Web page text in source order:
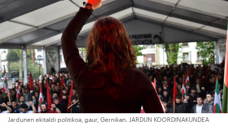
Jardunen ekitaldi politikoa, gaur, Gernikan. JARDUN KOORDINAKUNDEA